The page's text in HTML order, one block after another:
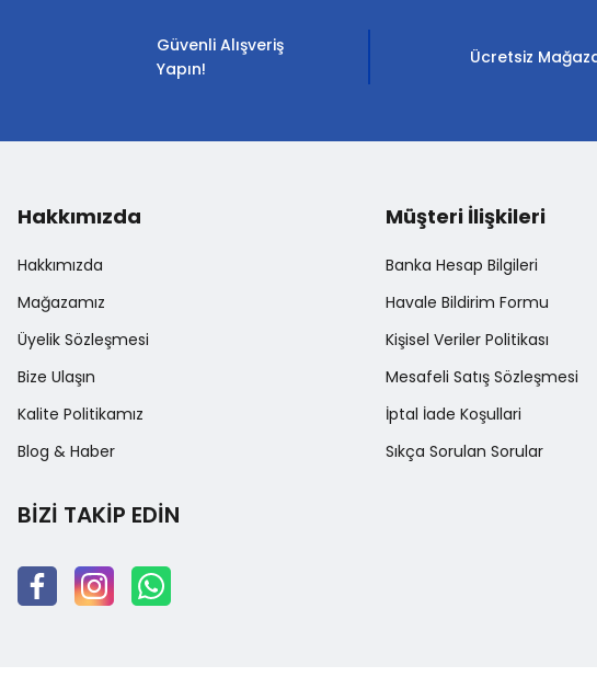
Ürün bilgilerinde hatalar bulunuyor.
Ürün fiyatı diğer sitelerden daha pahalı.
Güvenli Alışveriş
Yapın!
Ücretsiz
Hakkımızda
Hakkımızda
Mağazamız
Üyelik Sözleşmesi
Bize Ulaşın
Kalite Politikamız
Blog & Haber
Müşteri İlişkileri
Banka Hesap Bilgileri
Havale Bildirim Formu
Kişisel Veriler Politikası
Mesafeli Satış Sözleşmesi
İptal İade Koşullari
Sıkça Sorulan Sorular
BİZİ TAKİP EDİN